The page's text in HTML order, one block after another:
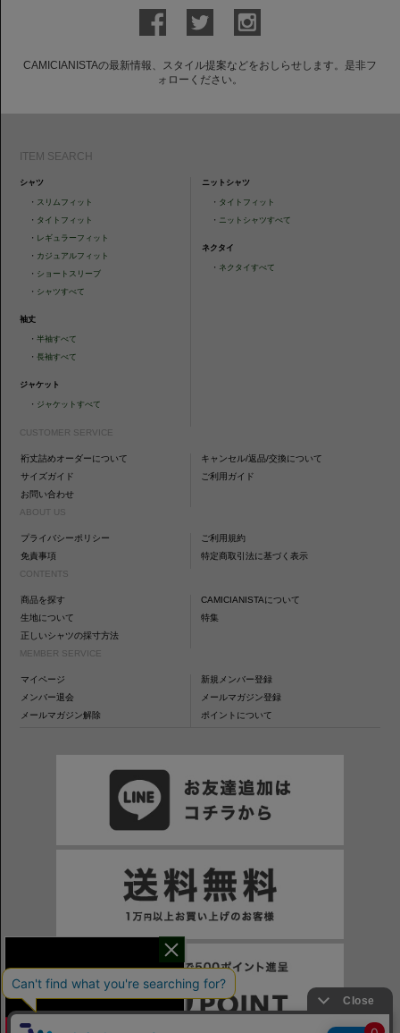
CAMICIANISTAの最新情報、スタイル提案などをおしらせします。是非フ
ォローください。
ITEM SEARCH
シャツ
・ スリムフィット
・ タイトフィット
・ レギュラーフィット
・ カジュアルフィット
・ ショートスリーブ
・ シャツすべて
袖丈
・半袖すべて
・長袖すべて
ジャケット
・ ジャケットすべて
ニットシャツ
・ タイトフィット
・ ニットシャツすべて
ネクタイ
・ ネクタイすべて
CUSTOMER SERVICE
裄丈詰めオーダーについて
キャンセル/返品/交換について
サイズガイド
ご利用ガイド
お問い合わせ
ABOUT US
プライバシーポリシー
ご利用規約
免責事項
特定商取引法に基づく表示
CONTENTS
商品を探す
CAMICIANISTAについて
生地について
特集
正しいシャツの採寸方法
MEMBER SERVICE
マイページ
新規メンバー登録
メンバー退会
メールマガジン登録
メールマガジン解除
ポイントについて